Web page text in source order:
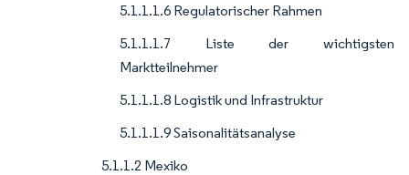
5.1.1.1.6 Regulatorischer Rahmen
5.1.1.1.7 Liste der wichtigsten
Marktteilnehmer
5.1.1.1.8 Logistik und Infrastruktur
5.1.1.1.9 Saisonalitätsanalyse
5.1.1.2 Mexiko